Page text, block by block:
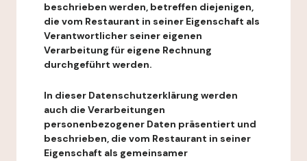
beschrieben werden, betreffen diejenigen,
die vom Restaurant in seiner Eigenschaft als
Verantwortlicher seiner eigenen
Verarbeitung für eigene Rechnung
durchgeführt werden.
In dieser Datenschutzerklärung werden
auch die Verarbeitungen
personenbezogener Daten präsentiert und
beschrieben, die vom Restaurant in seiner
Eigenschaft als gemeinsamer